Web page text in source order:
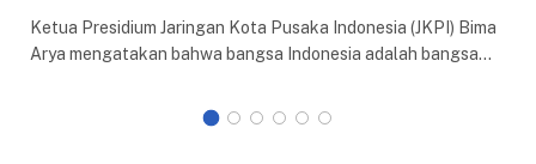
Ketua Presidium Jaringan Kota Pusaka Indonesia (JKPI) Bima
Arya mengatakan bahwa bangsa Indonesia adalah bangsa…